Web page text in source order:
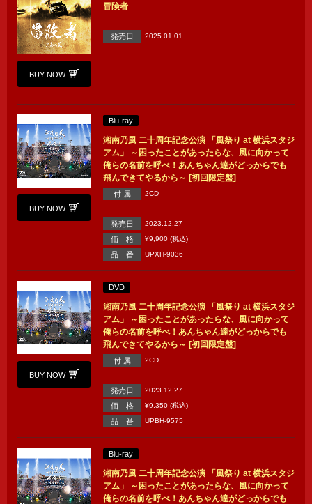
BUY NOW
冒険者
発売日 2025.01.01
BUY NOW
Blu-ray
湘南乃風 二十周年記念公演 「風祭り at 横浜スタジ
アム」 ～困ったことがあったらな、風に向かって
俺らの名前を呼べ！あんちゃん達がどっからでも
飛んできてやるから～ [初回限定盤]
付 属 2CD
発売日 2023.12.27
価 格 ¥9,900 (税込)
品 番 UPXH-9036
BUY NOW
DVD
湘南乃風 二十周年記念公演 「風祭り at 横浜スタジ
アム」 ～困ったことがあったらな、風に向かって
俺らの名前を呼べ！あんちゃん達がどっからでも
飛んできてやるから～ [初回限定盤]
付 属 2CD
発売日 2023.12.27
価 格 ¥9,350 (税込)
品 番 UPBH-9575
Blu-ray
湘南乃風 二十周年記念公演 「風祭り at 横浜スタジ
アム」 ～困ったことがあったらな、風に向かって
俺らの名前を呼べ！あんちゃん達がどっからでも